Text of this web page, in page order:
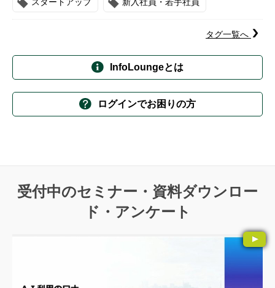
タグ一覧へ
InfoLoungeとは
ログインでお困りの方
受付中のセミナー・資料ダウンロー
ド・アンケート